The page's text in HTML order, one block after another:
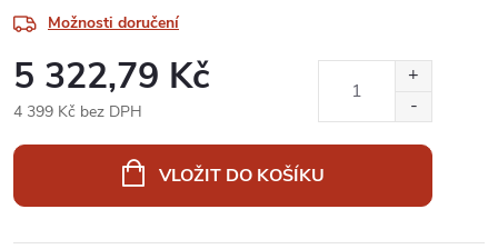
Možnosti doručení
5 322,79 Kč
4 399 Kč bez DPH
VLOŽIT DO KOŠÍKU